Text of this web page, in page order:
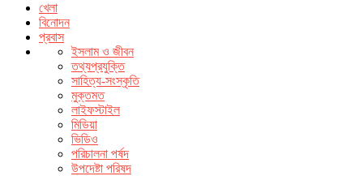
খেলা
বিনোদন
প্রবাস
ইসলাম ও জীবন
তথ্যপ্রযুক্তি
সাহিত্য-সংস্কৃতি
মুক্তমত
লাইফস্টাইল
মিডিয়া
ভিডিও
পরিচালনা পর্ষদ
উপদেষ্টা পরিষদ